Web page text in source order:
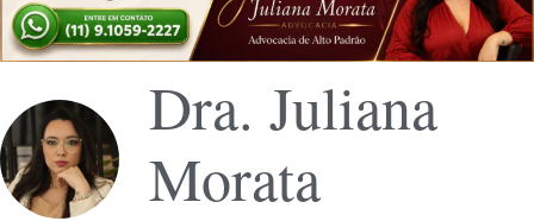
Dra. Juliana
Morata